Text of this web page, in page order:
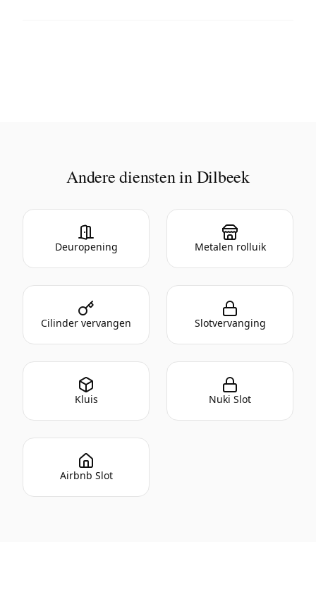
Andere diensten in Dilbeek
Deuropening Metalen rolluik
Cilinder vervangen Slotvervanging
Kluis Nuki Slot
Airbnb Slot